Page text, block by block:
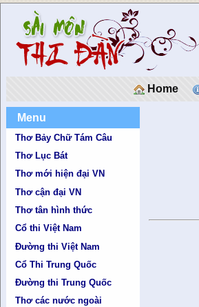
Home
Menu
Thơ Bảy Chữ Tám Câu
Thơ Lục Bát
Thơ mới hiện đại VN
Thơ cận đại VN
Thơ tân hình thức
Cổ thi Việt Nam
Đường thi Việt Nam
Cổ Thi Trung Quốc
Đường thi Trung Quốc
Thơ các nước ngoài